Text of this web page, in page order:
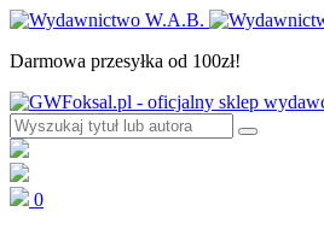
Darmowa przesyłka od 100zł!
0